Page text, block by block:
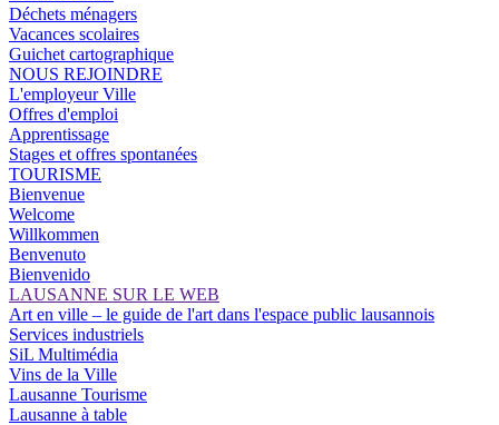
Déchets ménagers
Vacances scolaires
Guichet cartographique
NOUS REJOINDRE
L'employeur Ville
Offres d'emploi
Apprentissage
Stages et offres spontanées
TOURISME
Bienvenue
Welcome
Willkommen
Benvenuto
Bienvenido
LAUSANNE SUR LE WEB
Art en ville – le guide de l'art dans l'espace public lausannois
Services industriels
SiL Multimédia
Vins de la Ville
Lausanne Tourisme
Lausanne à table